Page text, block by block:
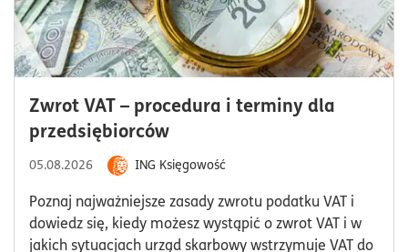
Zwrot VAT – procedura i terminy dla
przedsiębiorcówczas czytania6minuty
05.08.2026 ING Księgowość
Poznaj najważniejsze zasady zwrotu podatku VAT i
dowiedz się, kiedy możesz wystąpić o zwrot VAT i w
jakich sytuacjach urząd skarbowy wstrzymuje VAT do